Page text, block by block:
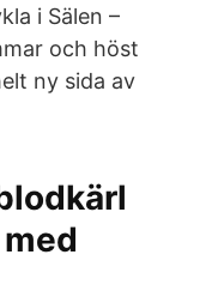
i Sälen –
och höst
ny sida av